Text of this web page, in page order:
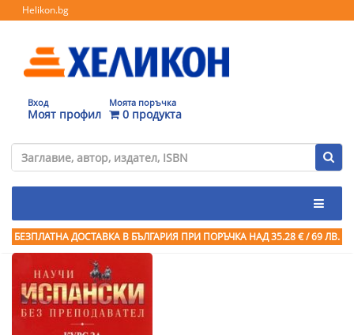
Helikon.bg
Вход
Моят профил
Моята поръчка
0 продукта
БЕЗПЛАТНА ДОСТАВКА В БЪЛГАРИЯ ПРИ ПОРЪЧКА НАД 35.28 € / 69 ЛВ.